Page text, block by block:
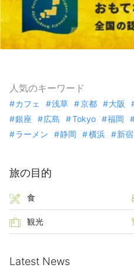
人気のキーワード
カフェ 浅草 京都 大阪
銀座
広島 Tokyo 福岡
ラーメン
静岡 横浜 新宿
旅の目的
食
観光
Latest News